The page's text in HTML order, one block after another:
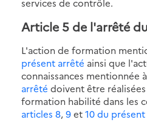
Article 5 de l'arrêté
L'action de formation
présent arrêté ainsi que
connaissances mentionnée à
arrêté doivent être
formation habilité dans les
articles 8,9et10 du